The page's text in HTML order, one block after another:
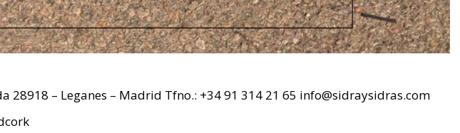
28918 – Leganes – Madrid Tfno.: +34 91 314 21 65 info@sidraysidras.com